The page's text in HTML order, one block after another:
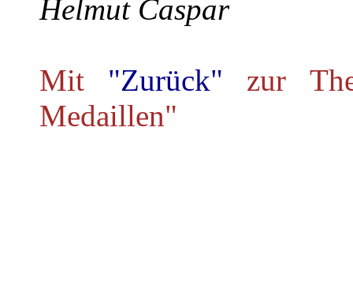
Helmut Caspar
Mit "Zurück" zur
Medaillen"